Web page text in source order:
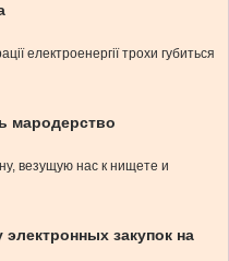
електроенергії трохи губиться
мародерство
везущую нас к нищете и
электронных закупок на